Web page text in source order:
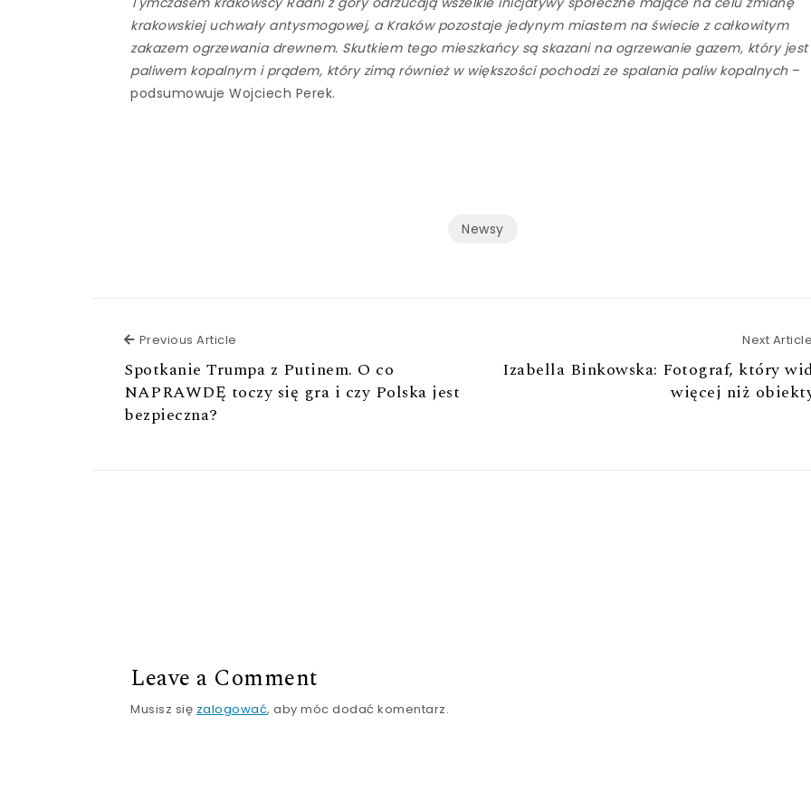
krakowskiej uchwały antysmogowej, a Kraków pozostaje jedynym miastem na świecie z całkowitym
zakazem ogrzewania drewnem. Skutkiem tego mieszkańcy są skazani na ogrzewanie gazem, który jest
paliwem kopalnym i prądem, który zimą również w większości pochodzi ze spalania paliw kopalnych–
podsumowuje Wojciech Perek.
Newsy
Previous Article
Spotkanie Trumpa z Putinem. O co
NAPRAWDĘ toczy się gra i czy Polska jest
bezpieczna?
Next Article
Izabella Binkowska: Fotograf, który
więcej niż
Leave a Comment
Musisz się zalogować, aby móc dodać komentarz.